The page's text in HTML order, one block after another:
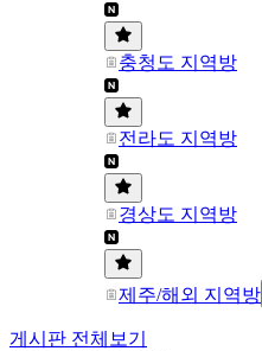
충청도 지역방
전라도 지역방
경상도 지역방
제주/해외 지역방
게시판 전체보기